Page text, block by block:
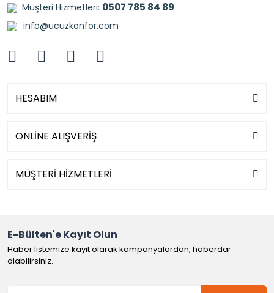
Müşteri Hizmetleri: 0507 785 84 89
info@ucuzkonfor.com
HESABIM
ONLİNE ALIŞVERİŞ
MÜŞTERİ HİZMETLERİ
E-Bülten'e Kayıt Olun
Haber listemize kayıt olarak kampanyalardan, haberdar
olabilirsiniz.